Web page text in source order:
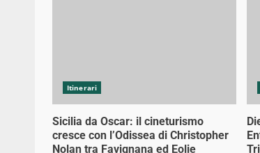
Itinerari
Sicilia da Oscar: il cineturismo
cresce con l’Odissea di Christopher
Nolan tra Favignana ed Eolie